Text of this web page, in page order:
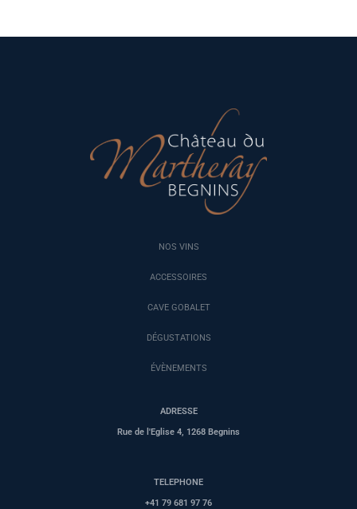
NOS VINS
ACCESSOIRES
CAVE GOBALET
DÉGUSTATIONS
ÉVÈNEMENTS
ADRESSE
Rue de l'Eglise 4, 1268 Begnins
TELEPHONE
+41 79 681 97 76